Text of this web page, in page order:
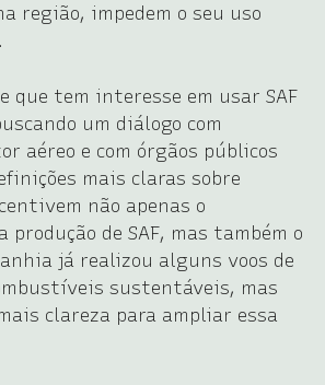
região, impedem o seu uso
que tem interesse em usar SAF
um diálogo com
aéreo e com órgãos públicos
mais claras sobre
não apenas o
de SAF, mas também o
já realizou alguns voos de
sustentáveis, mas
clareza para ampliar essa